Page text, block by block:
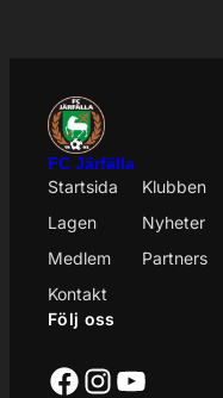
FC Järfälla
Startsida
Klubben
Lagen
Nyheter
Medlem
Partners
Kontakt
Följ oss
Facebook
Instagram
YouTube